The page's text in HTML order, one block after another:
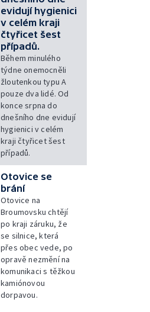
evidují hygienici
v celém kraji
čtyřicet šest
případů.
Během minulého
týdne onemocněli
žloutenkou typu A
pouze dva lidé. Od
konce srpna do
dnešního dne evidují
hygienici v celém
kraji čtyřicet šest
případů.
Otovice se
brání
Otovice na
Broumovsku chtějí
po kraji záruku, že
se silnice, která
přes obec vede, po
opravě nezmění na
komunikaci s těžkou
kamiónovou
dorpavou.